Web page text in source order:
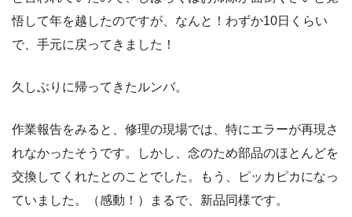
悟して年を越したのですが、なんと！わずか10日くらい
で、手元に戻ってきました！
久しぶりに帰ってきたルンバ。
作業報告をみると、修理の現場では、特にエラーが再現さ
れなかったそうです。しかし、念のため部品のほとんどを
交換してくれたとのことでした。もう、ピッカピカになっ
ていました。（感動！）まるで、新品同様です。